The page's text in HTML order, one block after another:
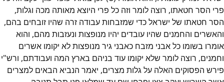
פרי הסר חטאתו, רוצה לומר וזה כל פרי היוצא מאותה מכה וגלות,
הסר חטאתו של ישראל כדי שמזבחות עבודה זרה שהיו זובחים בהם,
והאשרים והחמנים שהיו עובדים יהיו מנופצות ונעזבות מהם, והוא
אומרו בשומו כל אבני מזבח כאבני גיר מנופצות לא יקומו אשרים
וחמנים, רוצה לומר שלא יקומו עוד בניהם בארץ המה ועבודתם, ורש"י
פירש הפסוקים האלה על גלות מצרים, יאמר הנביא הבאים למצרים